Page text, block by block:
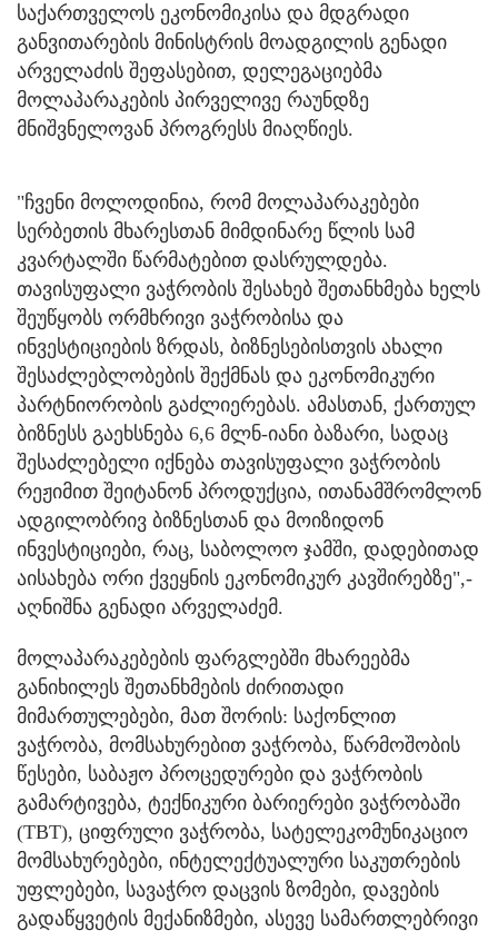
საქართველოს ეკონომიკისა და მდგრადი
განვითარების მინისტრის მოადგილის გენადი
არველაძის შეფასებით, დელეგაციებმა
მოლაპარაკების პირველივე რაუნდზე
მნიშვნელოვან პროგრესს მიაღწიეს.
"ჩვენი მოლოდინია, რომ მოლაპარაკებები
სერბეთის მხარესთან მიმდინარე წლის სამ
კვარტალში წარმატებით დასრულდება.
თავისუფალი ვაჭრობის შესახებ შეთანხმება ხელს
შეუწყობს ორმხრივი ვაჭრობისა და
ინვესტიციების ზრდას, ბიზნესებისთვის ახალი
შესაძლებლობების შექმნას და ეკონომიკური
პარტნიორობის გაძლიერებას. ამასთან, ქართულ
ბიზნესს გაეხსნება 6,6 მლნ-იანი ბაზარი, სადაც
შესაძლებელი იქნება თავისუფალი ვაჭრობის
რეჟიმით შეიტანონ პროდუქცია, ითანამშრომლონ
ადგილობრივ ბიზნესთან და მოიზიდონ
ინვესტიციები, რაც, საბოლოო ჯამში, დადებითად
აისახება ორი ქვეყნის ეკონომიკურ კავშირებზე",-
აღნიშნა გენადი არველაძემ.
მოლაპარაკებების ფარგლებში მხარეებმა
განიხილეს შეთანხმების ძირითადი
მიმართულებები, მათ შორის: საქონლით
ვაჭრობა, მომსახურებით ვაჭრობა, წარმოშობის
წესები, საბაჟო პროცედურები და ვაჭრობის
გამარტივება, ტექნიკური ბარიერები ვაჭრობაში
(TBT), ციფრული ვაჭრობა, სატელეკომუნიკაციო
მომსახურებები, ინტელექტუალური საკუთრების
უფლებები, სავაჭრო დაცვის ზომები, დავების
გადაწყვეტის მექანიზმები, ასევე სამართლებრივი